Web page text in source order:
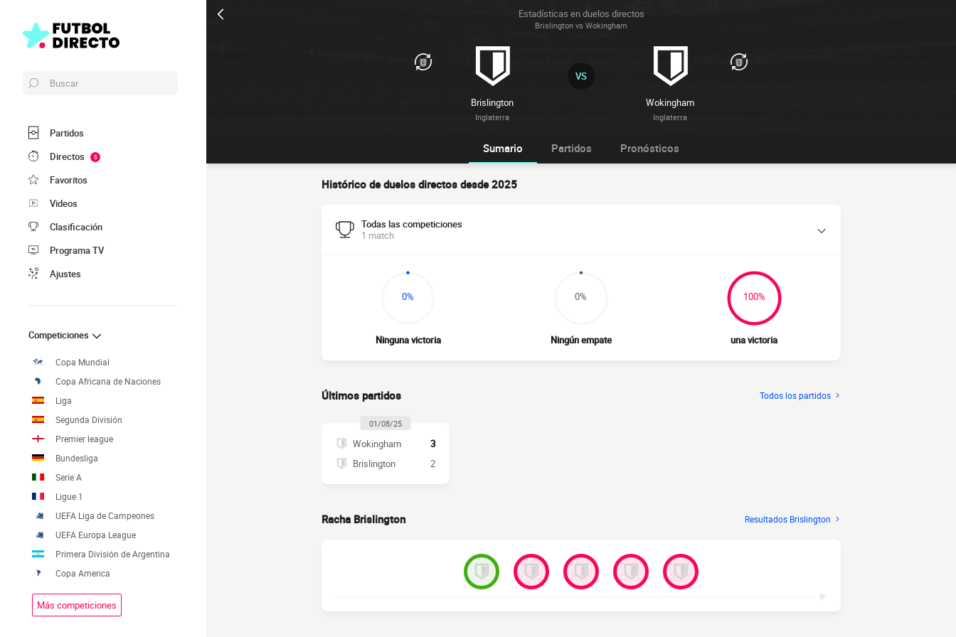
Estadísticas en duelos directos
Brislington vs Wokingham
Brislington
Inglaterra
Wokingham
Inglaterra
VS
Buscar
Partidos
Directos
5
Favoritos
Videos
Clasificación
Programa TV
Ajustes
Competiciones
Copa Mundial
Copa Africana de Naciones
Liga
Segunda División
Premier league
Bundesliga
Serie A
Ligue 1
UEFA Liga de Campeones
UEFA Europa League
Primera División de Argentina
Copa America
Más competiciones
Sumario Partidos Pronósticos
Histórico de duelos directos desde 2025
Todas las competiciones
1 match
0%
Ninguna victoria
0%
Ningún empate
100%
una victoria
Últimos partidos Todos los partidos
01/08/25
Wokingham
3
Brislington
2
Racha Brislington Resultados Brislington